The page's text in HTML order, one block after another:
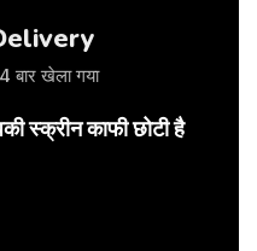
बार खेला गया
स्क्रीन काफी छोटी है